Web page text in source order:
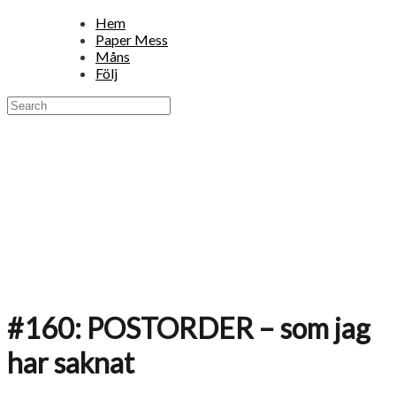
Hem
Paper Mess
Måns
Följ
#160: POSTORDER – som jag
har saknat